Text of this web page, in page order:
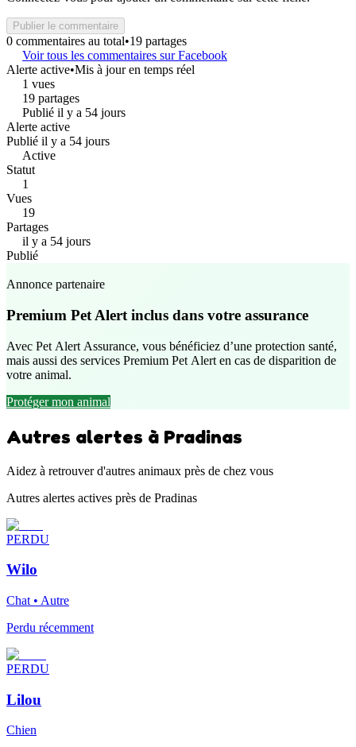
Publier le commentaire
0 commentaires au total•19 partages
Voir tous les commentaires sur Facebook
Alerte active•Mis à jour en temps réel
1 vues
19 partages
Publié il y a 54 jours
Alerte active
Publié il y a 54 jours
Active
Statut
1
Vues
19
Partages
il y a 54 jours
Publié
Annonce partenaire
Premium Pet Alert inclus dans votre assurance
Avec Pet Alert Assurance, vous bénéficiez d’une protection santé,
mais aussi des services Premium Pet Alert en cas de disparition de
votre animal.
Protéger mon animal
Autres alertes à Pradinas
Aidez à retrouver d'autres animaux près de chez vous
Autres alertes actives près de Pradinas
PERDU
Wilo
Chat • Autre
Perdu récemment
PERDU
Lilou
Chien